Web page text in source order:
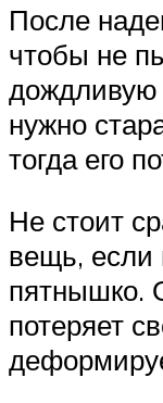
После
чтобы не
дождливую
нужно
тогда его
Не стоит
вещь, если
пятнышко.
потеряет